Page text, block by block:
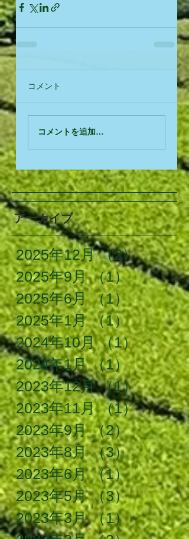
コメント
コメントを追加…
アーカイブ
2025年12月 （2）2件の記
2025年9月 （1）1件の記事
2025年6月 （1）1件の記事
2025年1月 （1）1件の記事
2024年10月 （1）1件の記
2024年1月 （1）1件の記事
2023年12月 （1）1件の記
2023年11月 （1）1件の記
2023年9月 （2）2件の記事
2023年8月 （3）3件の記事
2023年6月 （1）1件の記事
2023年5月 （3）3件の記事
2023年3月 （1）1件の記事